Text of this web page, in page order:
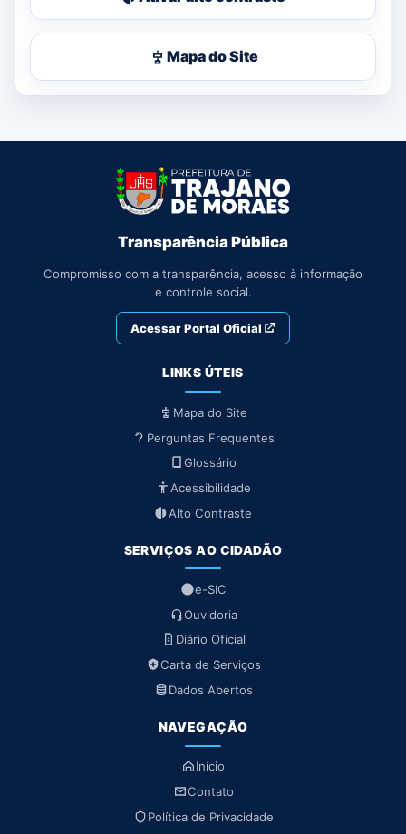
Mapa do Site
Transparência Pública
Compromisso com a transparência, acesso à informação
e controle social.
Acessar Portal Oficial
LINKS ÚTEIS
Mapa do Site
Perguntas Frequentes
Glossário
Acessibilidade
Alto Contraste
SERVIÇOS AO CIDADÃO
e-SIC
Ouvidoria
Diário Oficial
Carta de Serviços
Dados Abertos
NAVEGAÇÃO
Início
Contato
Política de Privacidade